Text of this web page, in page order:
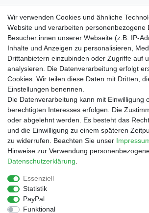
Samt-Nikolausmütze mit
Shop
Zahlungs- und Versandbedingungen
Warenkorb
Kasse
Mein Konto
Kontakt
Facebook
Service
Impressum
Wir verwenden Cookies und ähnliche
Website und verarbeiten personenbezogene
Besucher:innen unserer Webseite (z.B. IP-
Inhalte und Anzeigen zu personalisieren,
Drittanbietern einzubinden oder Zugriffe auf
analysieren. Die Datenverarbeitung erfolgt
Cookies. Wir teilen diese Daten mit Dritten,
Einstellungen benennen.
Die Datenverarbeitung kann mit Einwilligung
berechtigten Interesses erfolgen. Die
oder abgelehnt werden. Es besteht das
und die Einwilligung zu einem späteren
zu widerrufen. Beachten Sie unser
Hinweise zur Verwendung
Daten­schutz­erklärung
Essenziell
Statistik
PayPal
Funktional